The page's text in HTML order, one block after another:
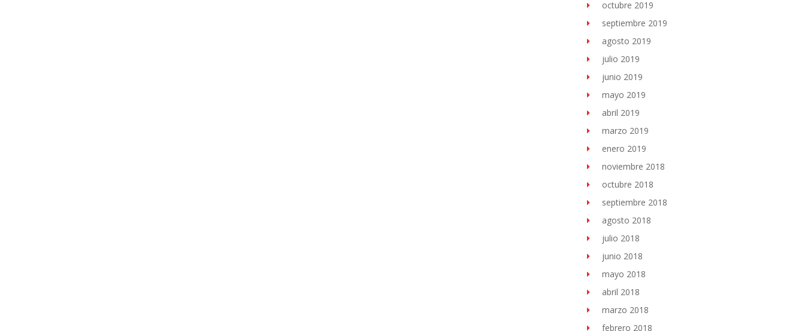
octubre 2019
septiembre 2019
agosto 2019
julio 2019
junio 2019
mayo 2019
abril 2019
marzo 2019
enero 2019
noviembre 2018
octubre 2018
septiembre 2018
agosto 2018
julio 2018
junio 2018
mayo 2018
abril 2018
marzo 2018
febrero 2018